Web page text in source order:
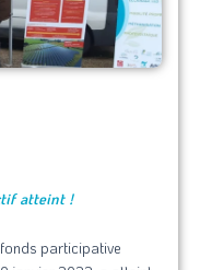
atteint !
participative